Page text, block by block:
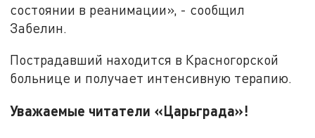
состоянии в реанимации», - сообщил
Забелин.
Пострадавший находится в Красногорской
больнице и получает интенсивную терапию.
Уважаемые читатели «Царьграда»!